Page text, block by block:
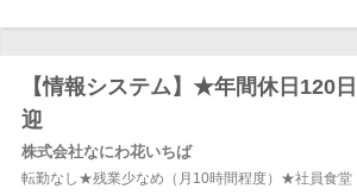
【情報システム】★年間休日120
迎
株式会社なにわ花いちば
転勤なし★残業少なめ（月10時間程度）★社員食堂